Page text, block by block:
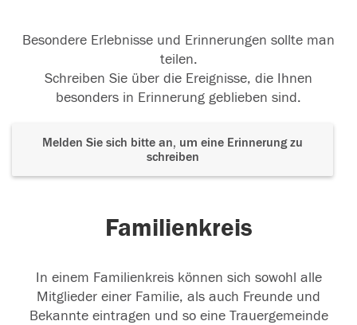
Besondere Erlebnisse und Erinnerungen sollte man
teilen.
Schreiben Sie über die Ereignisse, die Ihnen
besonders in Erinnerung geblieben sind.
Melden Sie sich bitte an, um eine Erinnerung zu
schreiben
Familienkreis
In einem Familienkreis können sich sowohl alle
Mitglieder einer Familie, als auch Freunde und
Bekannte eintragen und so eine Trauergemeinde